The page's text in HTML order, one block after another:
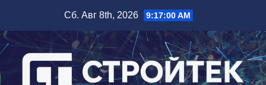
содержимому
Сб. Авг 8th, 2026 9:17:01 AM